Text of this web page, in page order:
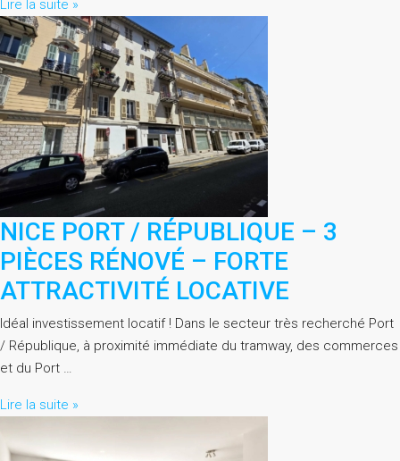
Lire la suite »
NICE PORT / RÉPUBLIQUE – 3
PIÈCES RÉNOVÉ – FORTE
ATTRACTIVITÉ LOCATIVE
Idéal investissement locatif ! Dans le secteur très recherché Port
/ République, à proximité immédiate du tramway, des commerces
et du Port …
Lire la suite »